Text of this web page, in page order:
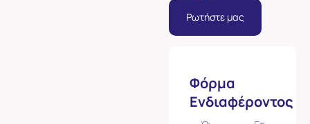
Ρωτήστε μας
Φόρμα
Ενδιαφέροντος